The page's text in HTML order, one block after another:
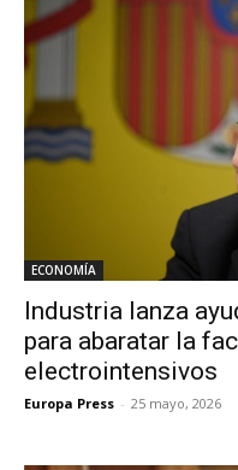
ECONOMÍA
Industria lanza
para abaratar la
electrointensivos
Europa Press - 25 mayo, 2026